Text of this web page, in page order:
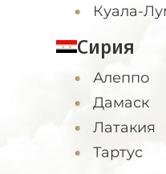
Куала-
Сирия
Алеппо
Дамаск
Латакия
Тартус